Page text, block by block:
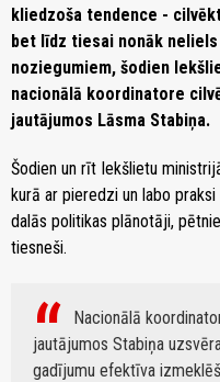
kliedzoša tendence -
bet līdz tiesai nonāk
noziegumiem, šodien
nacionālā koordinatore
jautājumos Lāsma Stabiņa.
Šodien un rīt Iekšlietu
kurā ar pieredzi un labo
dalās politikas plānotāji,
tiesneši.
Nacionālā
jautājumos Stabiņa
gadījumu efektīva